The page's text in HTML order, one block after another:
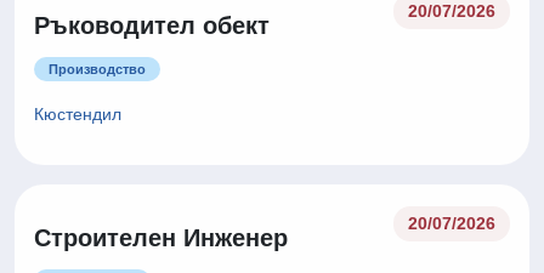
Ръководител обект
20/07/2026
Производство
Кюстендил
Строителен Инженер
20/07/2026